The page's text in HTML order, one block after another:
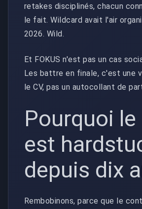
retakes disciplinés, chacun
le fait. Wildcard avait l'air
2026. Wild.
Et FOKUS n'est pas un cas
Les battre en finale, c'est une
le CV, pas un autocollant de
Pourquoi le
est
depuis dix
Rembobinons, parce que le